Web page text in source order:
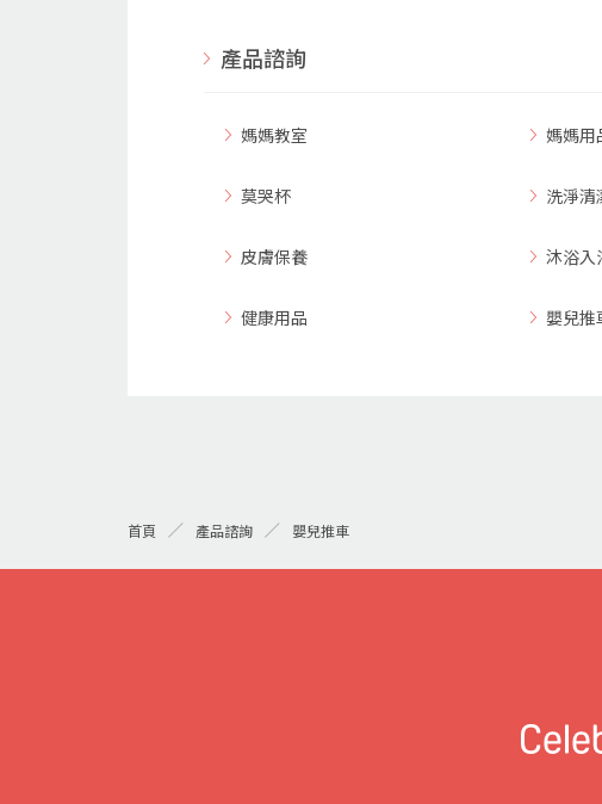
產品諮詢
媽媽教室 媽媽用
莫哭杯 洗淨清
皮膚保養 沐浴入
健康用品 嬰兒推
首頁 產品諮詢 嬰兒推車